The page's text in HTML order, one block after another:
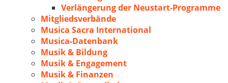
Verlängerung der Neustart-Programme
Mitgliedsverbände
Musica Sacra International
Musica-Datenbank
Musik & Bildung
Musik & Engagement
Musik & Finanzen